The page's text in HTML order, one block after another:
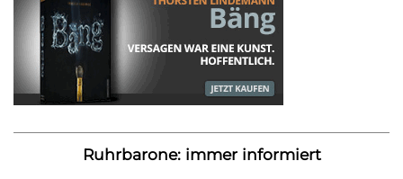
Ruhrbarone: immer informiert